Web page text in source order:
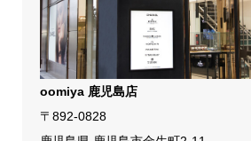
oomiya 鹿児島店
〒892-0828